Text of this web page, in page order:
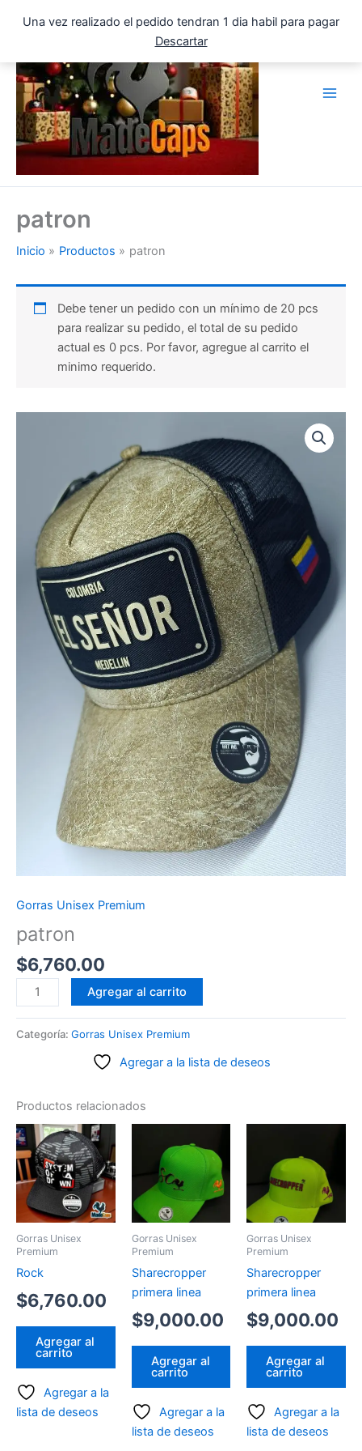
Una vez realizado el pedido tendran 1 dia habil para pagar
Descartar
patron
Inicio Productos patron
Debe tener un pedido con un mínimo de 20 pcs
para realizar su pedido, el total de su pedido
actual es 0 pcs. Por favor, agregue al carrito el
minimo requerido.
Gorras Unisex Premium
patron
$6,760.00
patron
cantidad
Agregar al carrito
Categoría: Gorras Unisex Premium
Agregar a la lista de deseos
Productos relacionados
Gorras Unisex
Premium
Rock
$6,760.00
Agregar al
carrito
Agregar a la
lista de deseos
Gorras Unisex
Premium
Sharecropper
primera linea
$9,000.00
Agregar al
carrito
Agregar a la
lista de deseos
Gorras Unisex
Premium
Sharecropper
primera linea
$9,000.00
Agregar al
carrito
Agregar a la
lista de deseos